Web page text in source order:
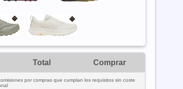
Total Comprar
por compras que cumplan los requisitos sin coste